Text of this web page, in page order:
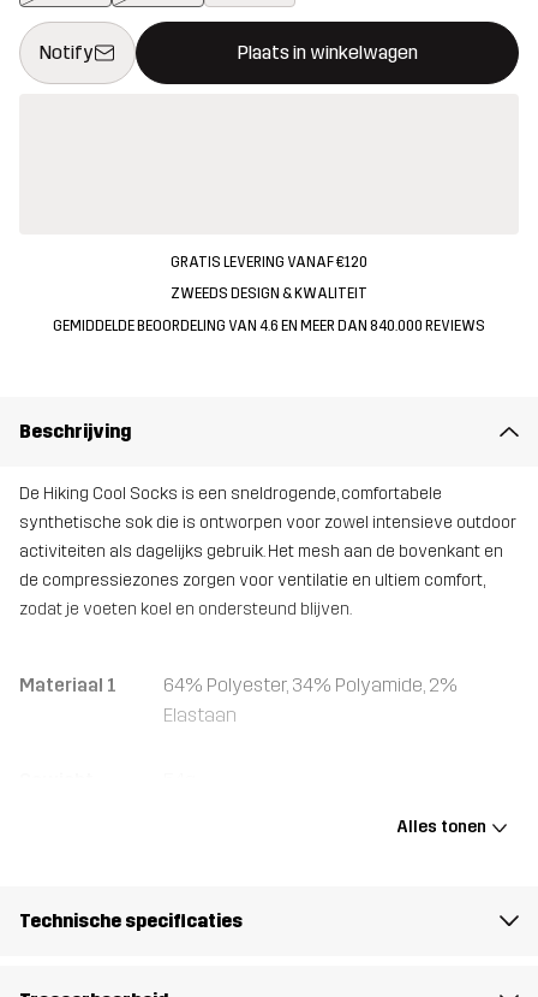
Notify Plaats in winkelwagen
Deze knop opent een modal met de bevestiging van een
{{size}} niet beschikbaar
GRATIS LEVERING VANAF €120
ZWEEDS DESIGN & KWALITEIT
GEMIDDELDE BEOORDELING VAN 4.6 EN MEER DAN 840.000 REVIEWS
Beschrijving
De Hiking Cool Socks is een sneldrogende, comfortabele
synthetische sok die is ontworpen voor zowel intensieve outdoor
activiteiten als dagelijks gebruik. Het mesh aan de bovenkant en
de compressiezones zorgen voor ventilatie en ultiem comfort,
zodat je voeten koel en ondersteund blijven.
Materiaal 1
64% Polyester, 34% Polyamide, 2%
Elastaan
Alles tonen
Technische specificaties